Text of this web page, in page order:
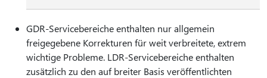
GDR-Servicebereiche enthalten nur allgemein
freigegebene Korrekturen für weit verbreitete, extrem
wichtige Probleme. LDR-Servicebereiche enthalten
zusätzlich zu den auf breiter Basis veröffentlichten